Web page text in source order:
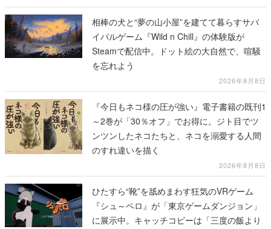
相棒の犬と“夢の山小屋”を建てて暮らすサバ
イバルゲーム『Wild n Chill』の体験版が
Steamで配信中。ドット絵の大自然で、喧騒
を忘れよう
2026年8月8日
『今日もネコ様の圧が強い』電子書籍の既刊1
～2巻が「30％オフ」でお得に。ジト目でツ
ンツンしたネコたちと、ネコを溺愛する人間
のすれ違いを描く
2026年8月8日
ひたすら“靴”を舐めまわす狂気のVRゲーム
『シュ～ペロ』が「東京ゲームダンジョン」
に展示中。キャッチコピーは「三度の飯より